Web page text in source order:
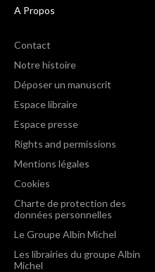
A Propos
Contact
Notre histoire
Déposer un manuscrit
Espace libraire
Espace presse
Rights and permissions
Mentions légales
Cookies
Charte de protection des
données personnelles
Le Groupe Albin Michel
Les librairies du groupe Albin
Michel